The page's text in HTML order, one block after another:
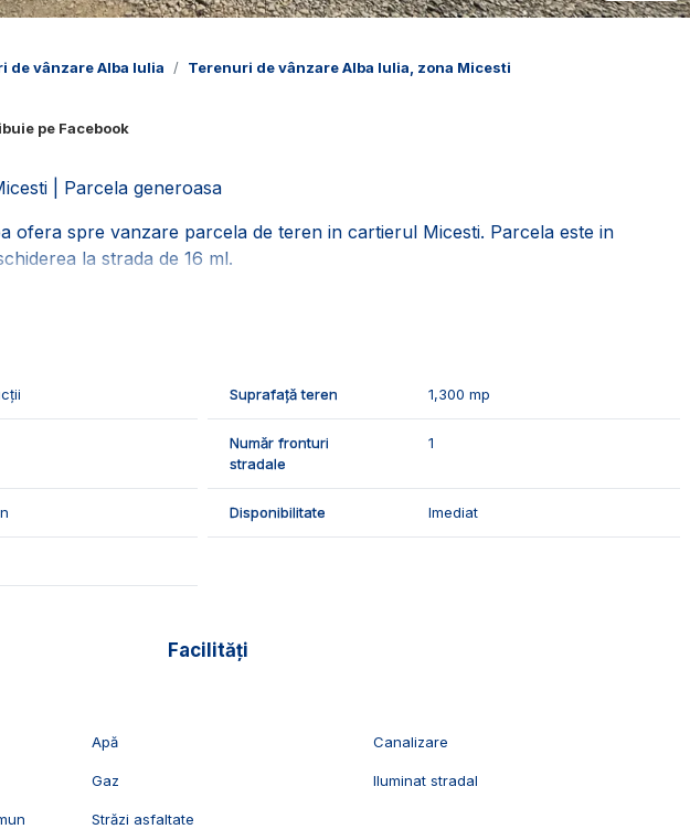
de vânzare Alba Iulia Terenuri de vânzare Alba Iulia, zona Micesti
pe Facebook
| Parcela generoasa
ofera spre vanzare parcela de teren in cartierul Micesti. Parcela este in
la strada de 16 ml.
in fata parcelei: apa, gaz, curent si canalizare.
programarea unei vizionari, suntem disponibili pentru dumneavoastra,
Suprafață teren 1,300 mp
Număr fronturi
stradale
1
Disponibilitate Imediat
Facilități
Apă Canalizare
Gaz Iluminat stradal
Străzi asfaltate